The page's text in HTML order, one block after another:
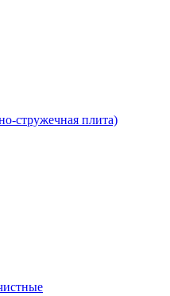
стружечная плита)